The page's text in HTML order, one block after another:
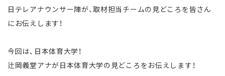
日テレアナウンサー陣が、取材担当チームの見どころを皆さん
にお伝えします！
今回は、日本体育大学！
辻岡義堂アナが日本体育大学の見どころをお伝えします！